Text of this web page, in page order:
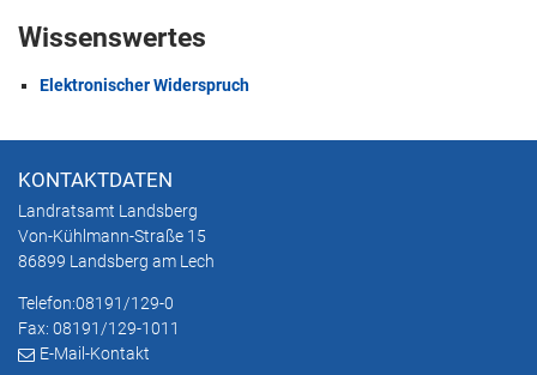
Wissenswertes
Elektronischer Widerspruch
KONTAKTDATEN
Landratsamt Landsberg
Von-Kühlmann-Straße 15
86899 Landsberg am Lech
Telefon:08191/129-0
Fax: 08191/129-1011
E-Mail-Kontakt